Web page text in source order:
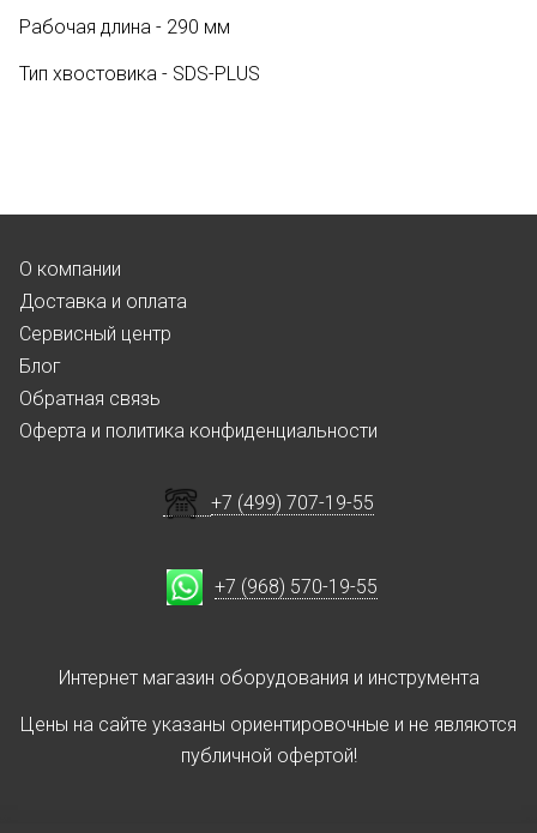
Рабочая длина - 290 мм
Тип хвостовика - SDS-PLUS
О компании
Доставка и оплата
Сервисный центр
Блог
Обратная связь
Оферта и политика конфиденциальности
+7 (499) 707-19-55
+7 (968) 570-19-55
Интернет магазин оборудования и инструмента
Цены на сайте указаны ориентировочные и не являются
публичной офертой!